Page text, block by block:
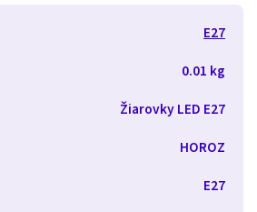
E27
0.01 kg
Žiarovky LED E27
HOROZ
E27